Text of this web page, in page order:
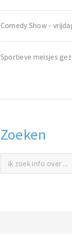
Comedy Show -
Sportieve meisjes
Zoeken